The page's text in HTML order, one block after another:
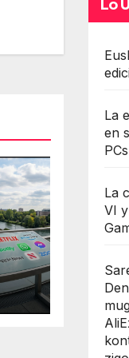
Lo
La
en
PCs
La
VI